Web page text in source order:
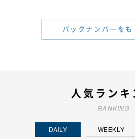
バックナンバーをも
人気ランキ
RANKING
DAILY WEEKLY